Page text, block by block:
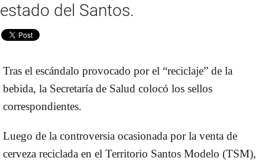
estado del Santos.
Tras el escándalo provocado por el “reciclaje” de la
bebida, la Secretaría de Salud colocó los sellos
correspondientes.
Luego de la controversia ocasionada por la venta de
cerveza reciclada en el Territorio Santos Modelo (TSM),